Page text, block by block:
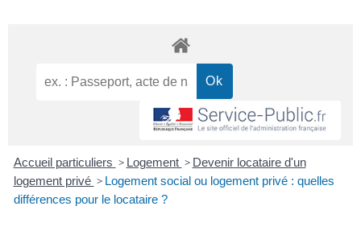
Accueil particuliers > Logement > Devenir locataire d'un
logement privé > Logement social ou logement privé : quelles
différences pour le locataire ?